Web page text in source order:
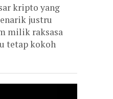
kripto yang
justru
milik raksasa
tetap kokoh